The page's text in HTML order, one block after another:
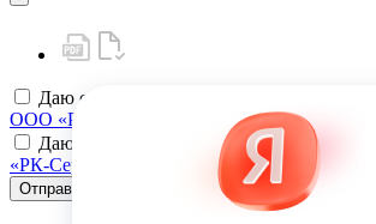
Даю своё
согласие на обработку
ООО «РК-Сервис»
Даю своё
согласие на политику
«РК-Сервис»
Отправить